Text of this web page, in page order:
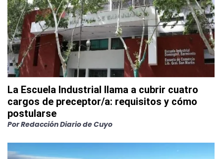
La Escuela Industrial llama a cubrir cuatro
cargos de preceptor/a: requisitos y cómo
postularse
PorRedacción Diario de Cuyo